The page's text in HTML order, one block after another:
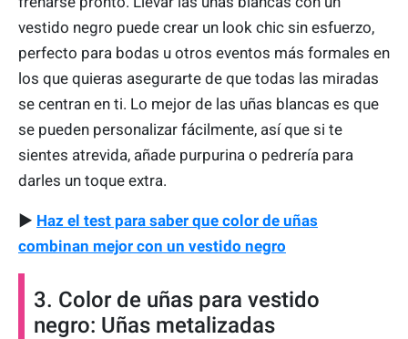
vestido negro puede crear un look chic sin esfuerzo,
perfecto para bodas u otros eventos más formales en
los que quieras asegurarte de que todas las miradas
se centran en ti. Lo mejor de las uñas blancas es que
se pueden personalizar fácilmente, así que si te
sientes atrevida, añade purpurina o pedrería para
darles un toque extra.
▶ Haz el test para saber que color de uñas
combinan mejor con un vestido negro
3. Color de uñas para vestido
negro: Uñas metalizadas